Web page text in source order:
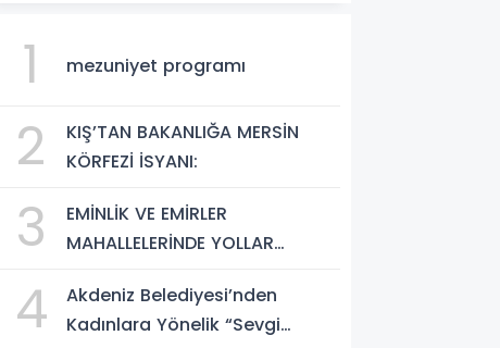
1 mezuniyet programı
2
KIŞ’TAN BAKANLIĞA MERSİN
KÖRFEZİ İSYANI:
3
EMİNLİK VE EMİRLER
MAHALLELERİNDE YOLLAR
4
Akdeniz Belediyesi’nden
Kadınlara Yönelik “Sevgi